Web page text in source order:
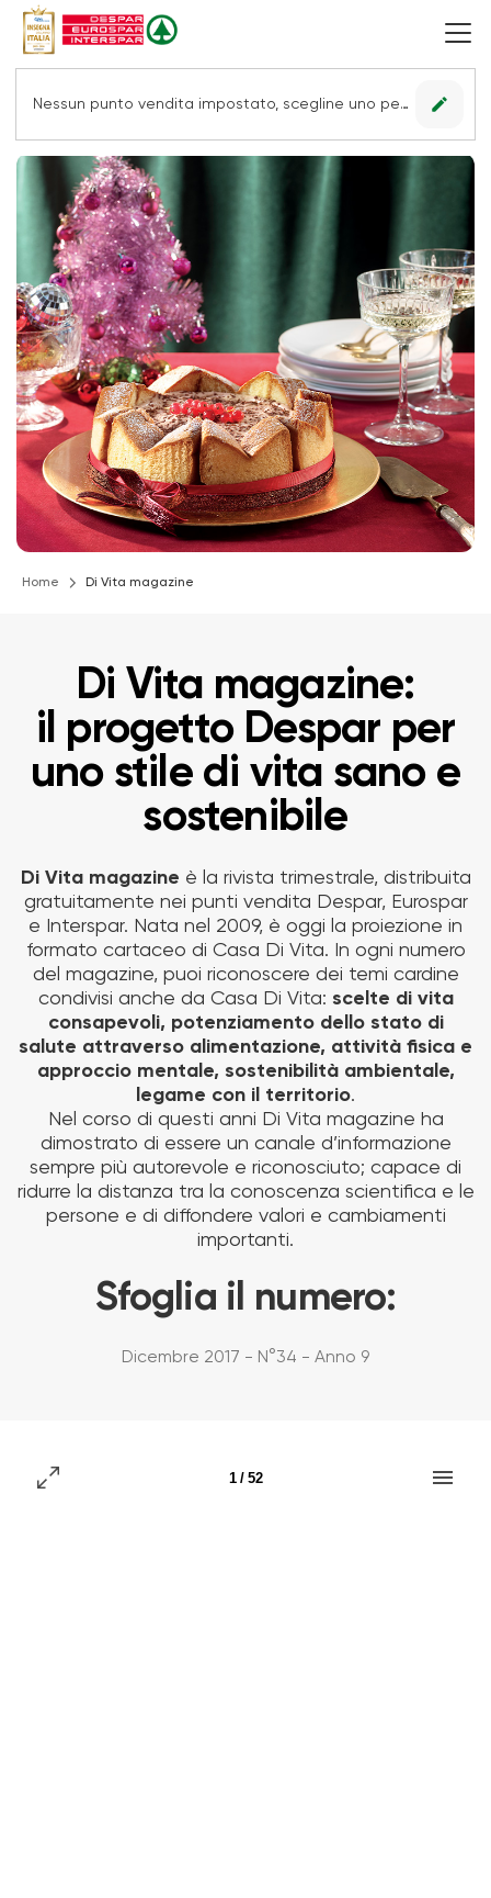
Nessun punto vendita impostato, scegline uno per vedere le offerte. edit
Home Di Vita magazine
Di Vita magazine:
il progetto Despar per
uno stile di vita sano e
sostenibile
Di Vita magazine è la rivista trimestrale, distribuita
gratuitamente nei punti vendita Despar, Eurospar
e Interspar. Nata nel 2009, è oggi la proiezione in
formato cartaceo di Casa Di Vita. In ogni numero
del magazine, puoi riconoscere dei temi cardine
condivisi anche da Casa Di Vita: scelte di vita
consapevoli, potenziamento dello stato di
salute attraverso alimentazione, attività fisica e
approccio mentale, sostenibilità ambientale,
legame con il territorio.
Nel corso di questi anni Di Vita magazine ha
dimostrato di essere un canale d’informazione
sempre più autorevole e riconosciuto; capace di
ridurre la distanza tra la conoscenza scientifica e le
persone e di diffondere valori e cambiamenti
importanti.
Sfoglia il numero:
Dicembre 2017 - N°34 - Anno 9